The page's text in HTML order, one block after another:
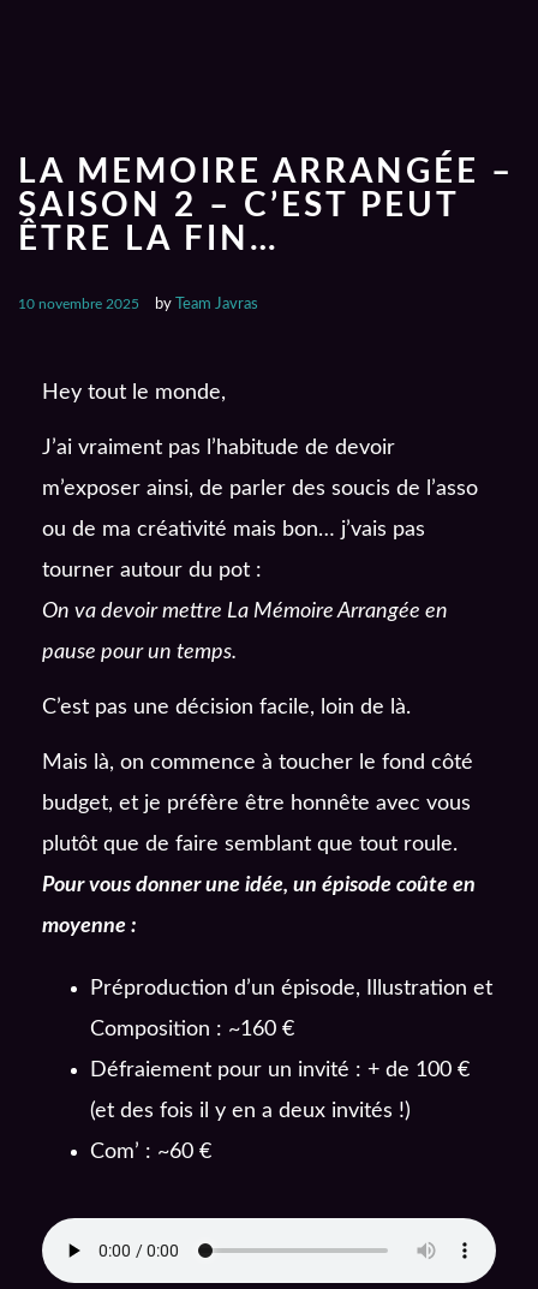
LA MEMOIRE ARRANGÉE –
SAISON 2 – C’EST PEUT
ÊTRE LA FIN…
10 novembre 2025 by Team Javras
Hey tout le monde,
J’ai vraiment pas l’habitude de devoir
m’exposer ainsi, de parler des soucis de l’asso
ou de ma créativité mais bon… j’vais pas
tourner autour du pot :
On va devoir mettre La Mémoire Arrangée en
pause pour un temps.
C’est pas une décision facile, loin de là.
Mais là, on commence à toucher le fond côté
budget, et je préfère être honnête avec vous
plutôt que de faire semblant que tout roule.
Pour vous donner une idée, un épisode coûte en
moyenne :
Préproduction d’un épisode, Illustration et
Composition : ~160 €
Défraiement pour un invité : + de 100 €
(et des fois il y en a deux invités !)
Com’ : ~60 €